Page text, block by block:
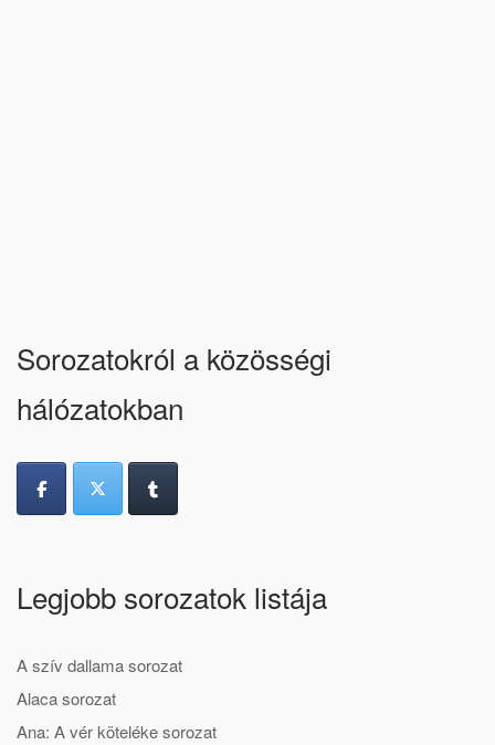
Sorozatokról a közösségi
hálózatokban
Legjobb sorozatok listája
A szív dallama sorozat
Alaca sorozat
Ana: A vér köteléke sorozat